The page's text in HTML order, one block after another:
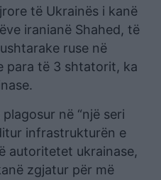
të Ukrainës i kanë
iranianë Shahed, të
ruse në
para të 3 shtatorit, ka
në “një seri
infrastrukturën e
autoritetet ukrainase,
zgjatur për më